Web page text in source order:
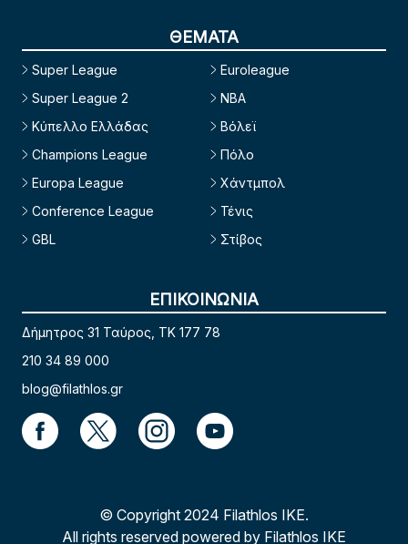
ΘΕΜΑΤΑ
Super League
Super League 2
Κύπελλο Ελλάδας
Champions League
Europa League
Conference League
GBL
Euroleague
NBA
Βόλεϊ
Πόλο
Χάντμπολ
Τένις
Στίβος
ΕΠΙΚΟΙΝΩΝΙΑ
Δήμητρος 31 Ταύρος, TK 177 78
210 34 89 000
blog@filathlos.gr
© Copyright 2024 Filathlos ΙΚΕ.
All rights reserved powered by Filathlos ΙΚΕ